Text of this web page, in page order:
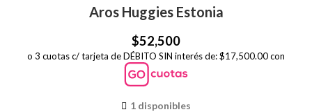
Aros Huggies Estonia
$52,500
o 3 cuotas c/ tarjeta de DÉBITO SIN interés de: $17,500.00 con
1 disponibles